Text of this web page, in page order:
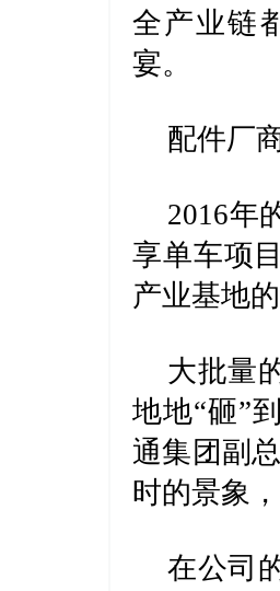
全产业链
宴。
配件厂
2016年
享单车项
产业基地
大批量
地地“砸”
通集团副
时的景象
在公司